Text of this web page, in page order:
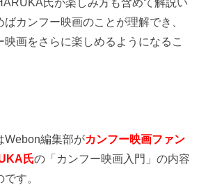
ばカンフー映画のことが理解でき、
映画をさらに楽しめるようになるこ
編集部がカンフー映画ファン
氏の「カンフー映画入門」の内容
す。